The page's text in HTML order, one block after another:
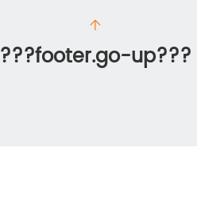
???footer.go-up???